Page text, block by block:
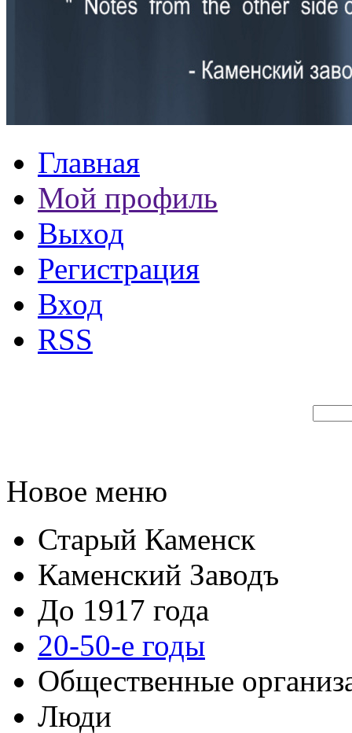
Главная
Мой профиль
Выход
Регистрация
Вход
RSS
Новое меню
Старый Каменск
Каменский Заводъ
До 1917 года
20-50-е годы
Общественные
Люди